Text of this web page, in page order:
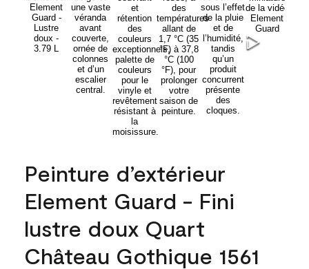
Peinture d’extérieur
Element Guard - Fini
lustre doux Quart
Château Gothique 1561